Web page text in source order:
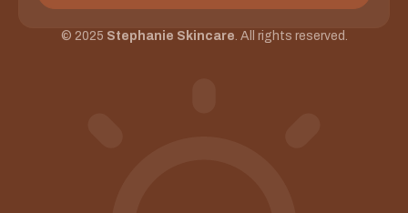
© 2025 Stephanie Skincare. All rights reserved.